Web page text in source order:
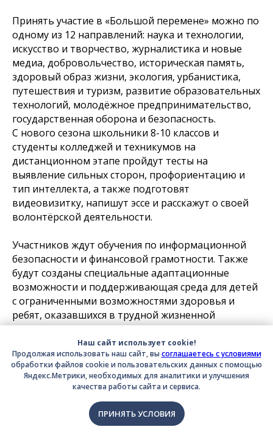
Наш сайт использует cookie!
Продолжая использовать наш сайт, вы соглашаетесь с условиями
обработки файлов cookie и пользовательских данных с помощью
Яндекс.Метрики, необходимых для аналитики и улучшения
качества работы сайта и сервиса.
ПРИНЯТЬ УСЛОВИЯ
Принять участие в «Большой перемене» можно по
одному из 12 направлений: наука и технологии,
искусство и творчество, журналистика и новые
медиа, добровольчество, историческая память,
здоровый образ жизни, экология, урбанистика,
путешествия и туризм, развитие образовательных
технологий, молодёжное предпринимательство,
государственная оборона и безопасность.
С нового сезона школьники 8-10 классов и
студенты колледжей и техникумов на
дистанционном этапе пройдут тесты на
выявление сильных сторон, профориентацию и
тип интеллекта, а также подготовят
видеовизитку, напишут эссе и расскажут о своей
волонтёрской деятельности.
Участников ждут обучения по информационной
безопасности и финансовой грамотности. Также
будут созданы специальные адаптационные
возможности и поддерживающая среда для детей
с ограниченными возможностями здоровья и
ребят, оказавшихся в трудной жизненной
ситуации.
Особое внимание будет уделено пользе – для
своей малой родины, региона и всей страны. На
этапе подготовки к полуфиналам появится новое
задание для участников старших категорий –
волонтерская деятельность в своем регионе. На
очных этапах участников будет ожидать